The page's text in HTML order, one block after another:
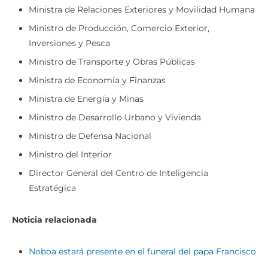
Ministra de Relaciones Exteriores y Movilidad Humana
Ministro de Producción, Comercio Exterior,
Inversiones y Pesca
Ministro de Transporte y Obras Públicas
Ministra de Economía y Finanzas
Ministra de Energía y Minas
Ministro de Desarrollo Urbano y Vivienda
Ministro de Defensa Nacional
Ministro del Interior
Director General del Centro de Inteligencia
Estratégica
Noticia relacionada
Noboa estará presente en el funeral del papa Francisco